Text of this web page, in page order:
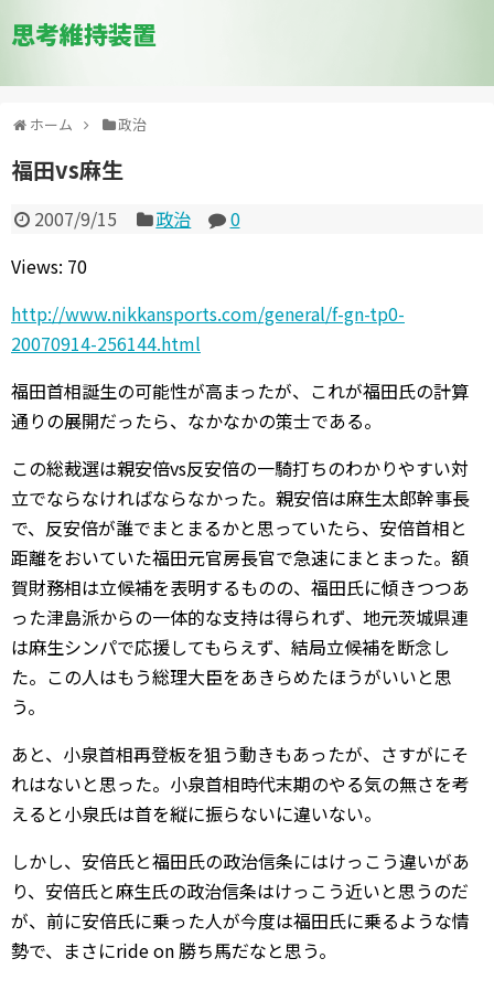
思考維持装置
ホーム 政治
福田vs麻生
2007/9/15 政治
0
Views: 70
http://www.nikkansports.com/general/f-gn-tp0-
20070914-256144.html
福田首相誕生の可能性が高まったが、これが福田氏の計算
通りの展開だったら、なかなかの策士である。
この総裁選は親安倍vs反安倍の一騎打ちのわかりやすい対
立でならなければならなかった。親安倍は麻生太郎幹事長
で、反安倍が誰でまとまるかと思っていたら、安倍首相と
距離をおいていた福田元官房長官で急速にまとまった。額
賀財務相は立候補を表明するものの、福田氏に傾きつつあ
った津島派からの一体的な支持は得られず、地元茨城県連
は麻生シンパで応援してもらえず、結局立候補を断念し
た。この人はもう総理大臣をあきらめたほうがいいと思
う。
あと、小泉首相再登板を狙う動きもあったが、さすがにそ
れはないと思った。小泉首相時代末期のやる気の無さを考
えると小泉氏は首を縦に振らないに違いない。
しかし、安倍氏と福田氏の政治信条にはけっこう違いがあ
り、安倍氏と麻生氏の政治信条はけっこう近いと思うのだ
が、前に安倍氏に乗った人が今度は福田氏に乗るような情
勢で、まさにride on 勝ち馬だなと思う。